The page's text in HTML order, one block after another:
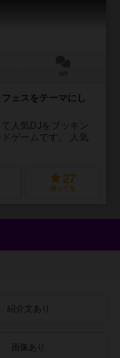
ェスをテーマにし
人気DJをブッキン
ゲームです。 人気
27
持ってる
紹介文あり
画像あり